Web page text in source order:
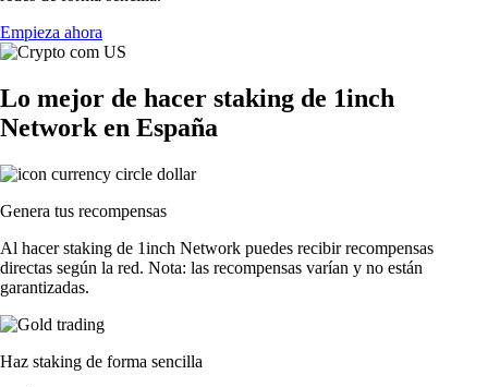
Empieza ahora
Lo mejor de hacer staking de 1inch
Network en España
Genera tus recompensas
Al hacer staking de 1inch Network puedes recibir recompensas
directas según la red. Nota: las recompensas varían y no están
garantizadas.
Haz staking de forma sencilla